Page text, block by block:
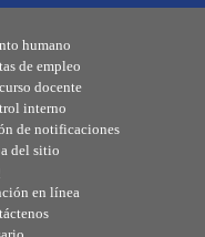
humano
de empleo
docente
interno
de notificaciones
del sitio
en línea